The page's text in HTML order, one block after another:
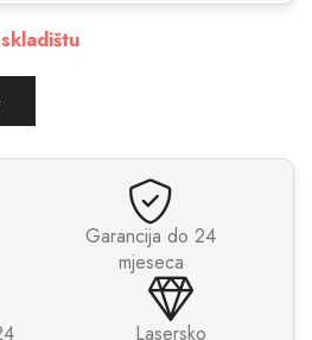
Garancija do 24
mjeseca
Lasersko